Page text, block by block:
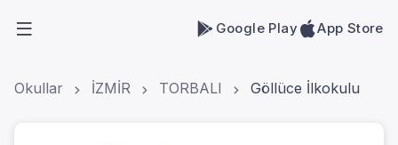
Google Play App Store
Okullar İZMİR TORBALI Göllüce İlkokulu